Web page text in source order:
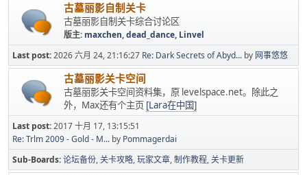
古墓丽影自制关卡
古墓丽影自制关卡综合讨论区
版主: maxchen,dead_dance, Linvel
Last post:2026 六月 24, 21:16:27 Re: Dark Secrets of Abyd... by 网事悠悠
古墓丽影关卡空间
古墓丽影关卡空间资料集，原 levelspace.net。除此之
外，Max还有个主页 [Lara在中国]
Last post:2017 十月 17, 13:15:51
Re: Trlm 2009 - Gold - M... by Pommagerdai
Sub-Boards 论坛备份 关卡攻略 玩家文章 制作教程 关卡更新